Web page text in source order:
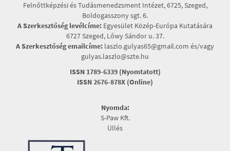
Felnőttképzési és Tudásmenedzsment Intézet, 6725, Szeged,
Boldogasszony sgt. 6.
A Szerkesztőség levélcíme: Egyesület Közép-Európa Kutatására
6727 Szeged, Lőwy Sándor u. 37.
A Szerkesztőség emailcíme: laszlo.gulyas65@gmail.com és/vagy
gulyas.laszlo@szte.hu
ISSN 1789-6339 (Nyomtatott)
ISSN 2676-878X (Online)
Nyomda:
S-Paw Kft.
Üllés